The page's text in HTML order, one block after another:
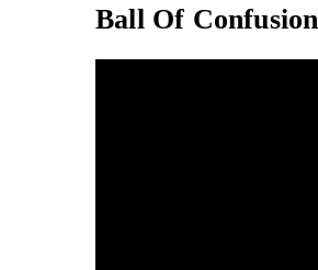
Ball Of Confusion